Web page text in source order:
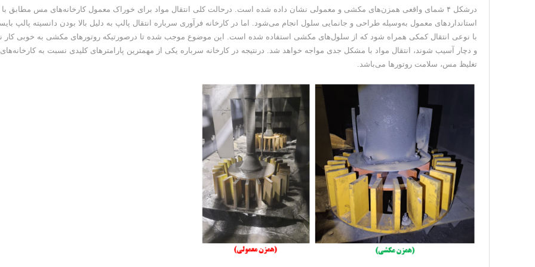
درشکل ۴ شمای واقعی همزن‌های مکشی و معمولی نشان داده شده است. درحالت کلی انتقال مواد برای خوراک معمول کارخانه‌های مس مطابق با
استانداردهای معمول به‌وسیله طراحی و جانمایی سلول انجام می‌شود. اما در کارخانه فرآوری سرباره انتقال پالپ به دلیل بالا بودن دانسیته پالپ
با نوعی انتقال کمکی همراه شود که از سلول‌های مکشی استفاده شده است. این موضوع موجب شده تا درصورتیکه روتورهای مکشی به خوبی کار
و دچار آسیب شوند، انتقال مواد با مشکل جدی مواجه خواهد شد. درنتیجه در کارخانه سرباره یکی از مهمترین پارامترهای کلیدی نسبت به کارخانه‌های
تغلیظ مس، سلامت روتورها می‌باشد.